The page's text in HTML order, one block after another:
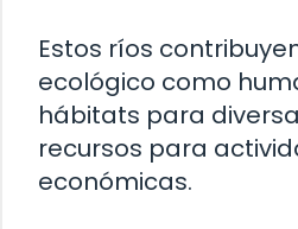
Estos ríos
ecológico como
hábitats para
recursos para
económicas.